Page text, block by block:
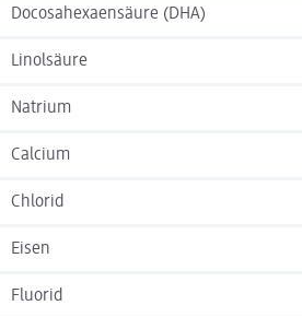
Docosahexaensäure (DHA)
Linolsäure
Natrium
Calcium
Chlorid
Eisen
Fluorid